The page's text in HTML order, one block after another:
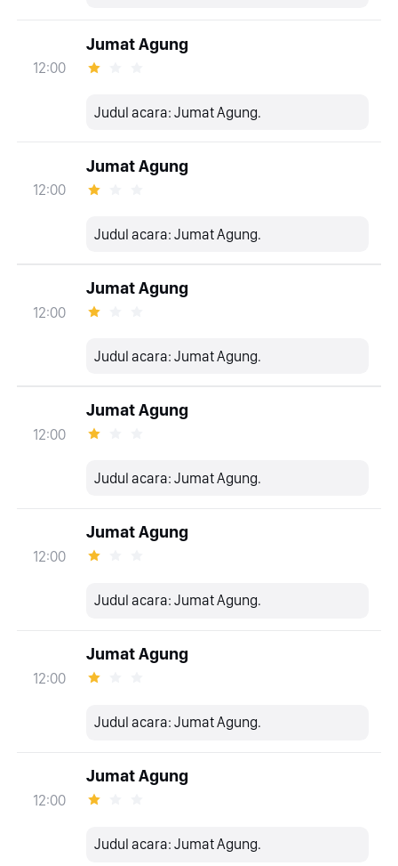
12:00
Jumat Agung
Judul acara: Jumat Agung.
12:00
Jumat Agung
Judul acara: Jumat Agung.
12:00
Jumat Agung
Judul acara: Jumat Agung.
12:00
Jumat Agung
Judul acara: Jumat Agung.
12:00
Jumat Agung
Judul acara: Jumat Agung.
12:00
Jumat Agung
Judul acara: Jumat Agung.
12:00
Jumat Agung
Judul acara: Jumat Agung.